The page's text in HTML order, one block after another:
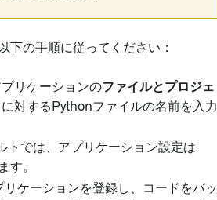
下の手順に従ってください：
リケーションのファイルとプロジェ
対するPythonファイルの名前を入力
トでは、アプリケーション設定は
す。
ケーションを登録し、コードをバッ